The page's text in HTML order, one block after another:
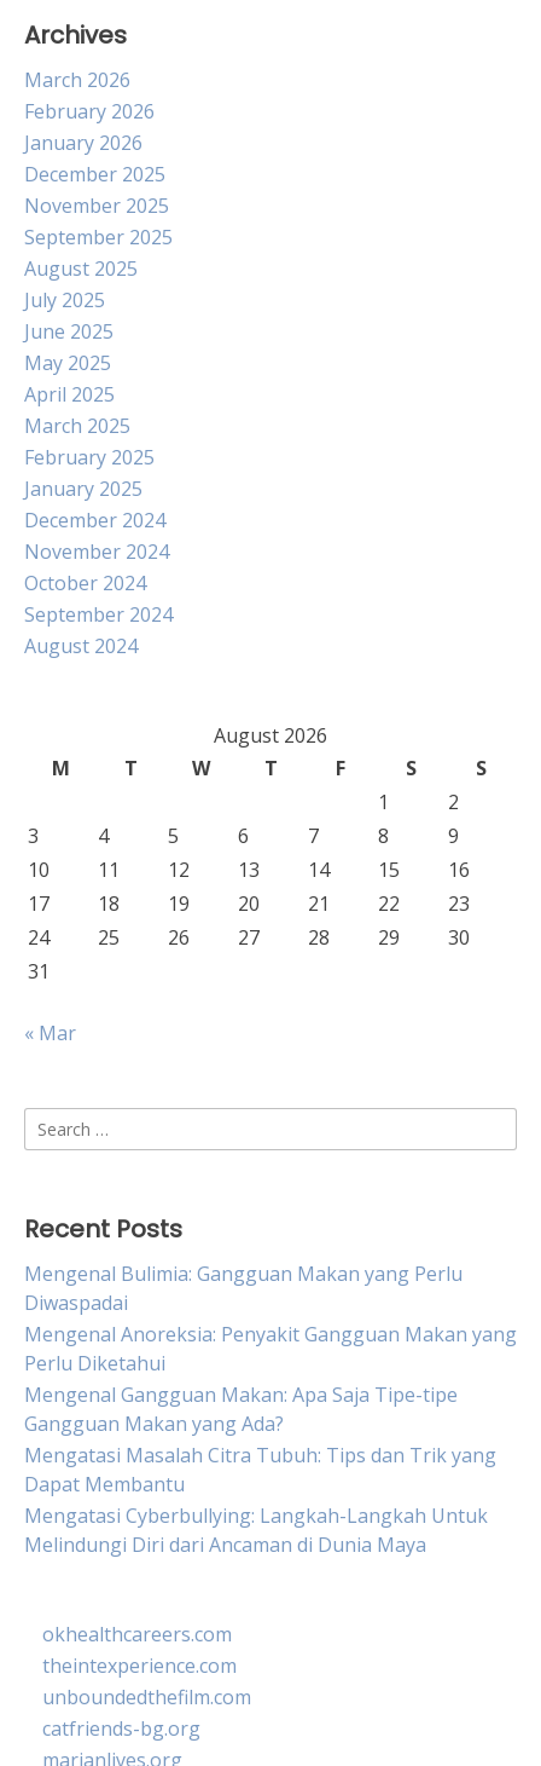
Archives
March 2026
February 2026
January 2026
December 2025
November 2025
September 2025
August 2025
July 2025
June 2025
May 2025
April 2025
March 2025
February 2025
January 2025
December 2024
November 2024
October 2024
September 2024
August 2024
August 2026
M
T W T F S
S
1
2
3
4 5 6 7 8
9
10
11 12 13 14 15
16
17
18 19 20 21 22
23
24
25 26 27 28 29
30
31
« Mar
Search
for:
Recent Posts
Mengenal Bulimia: Gangguan Makan yang Perlu
Diwaspadai
Mengenal Anoreksia: Penyakit Gangguan Makan yang
Perlu Diketahui
Mengenal Gangguan Makan: Apa Saja Tipe-tipe
Gangguan Makan yang Ada?
Mengatasi Masalah Citra Tubuh: Tips dan Trik yang
Dapat Membantu
Mengatasi Cyberbullying: Langkah-Langkah Untuk
Melindungi Diri dari Ancaman di Dunia Maya
okhealthcareers.com
theintexperience.com
unboundedthefilm.com
catfriends-bg.org
marianlives.org